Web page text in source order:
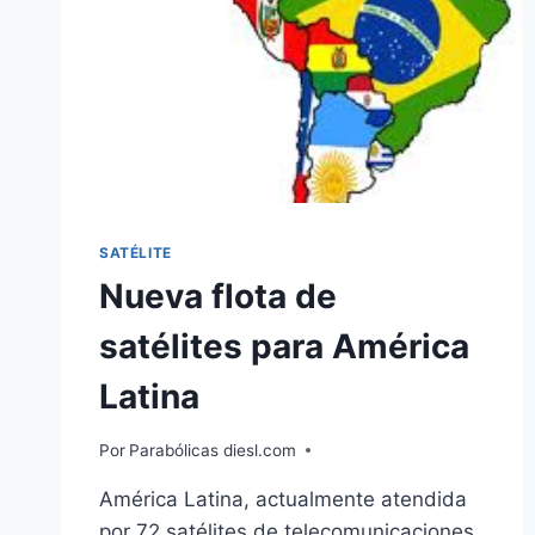
SATÉLITE
Nueva flota de
satélites para América
Latina
Por Parabólicas diesl.com
América Latina, actualmente atendida